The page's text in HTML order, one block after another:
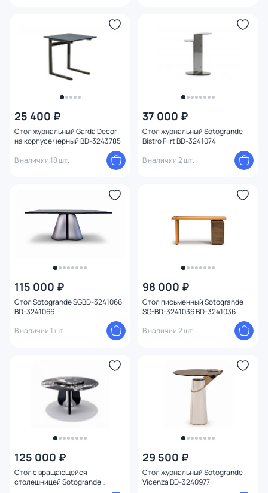
25 400 ₽
Стол журнальный Garda Decor
на корпусе черный BD-3243785
В наличии 18 шт.
37 000 ₽
Стол журнальный Sotogrande
Bistro Flirt BD-3241074
В наличии 2 шт.
115 000 ₽
Стол Sotogrande SGBD-3241066
BD-3241066
В наличии 1 шт.
98 000 ₽
Стол письменный Sotogrande
SG-BD-3241036 BD-3241036
В наличии 2 шт.
125 000 ₽
Стол с вращающейся
столешницей Sotogrande
29 500 ₽
Стол журнальный Sotogrande
Vicenza BD-3240977